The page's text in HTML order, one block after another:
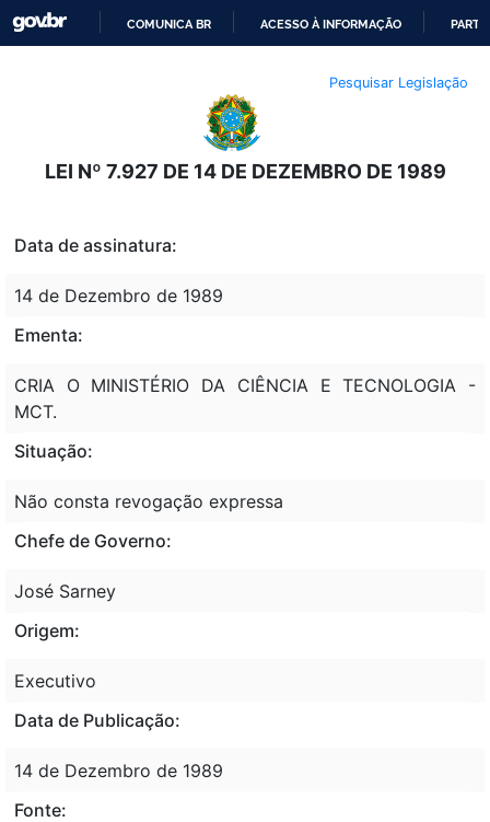
O
CONTEÚDO
COMUNICA BR ACESSO À INFORMAÇÃO
Pesquisar Legislação
LEI Nº 7.927 DE 14 DE DEZEMBRO DE 1989
Data de assinatura:
14 de Dezembro de 1989
Ementa:
CRIA O MINISTÉRIO DA CIÊNCIA E TECNOLOGIA -
MCT.
Situação:
Não consta revogação expressa
Chefe de Governo:
José Sarney
Origem:
Executivo
Data de Publicação:
14 de Dezembro de 1989
Fonte: